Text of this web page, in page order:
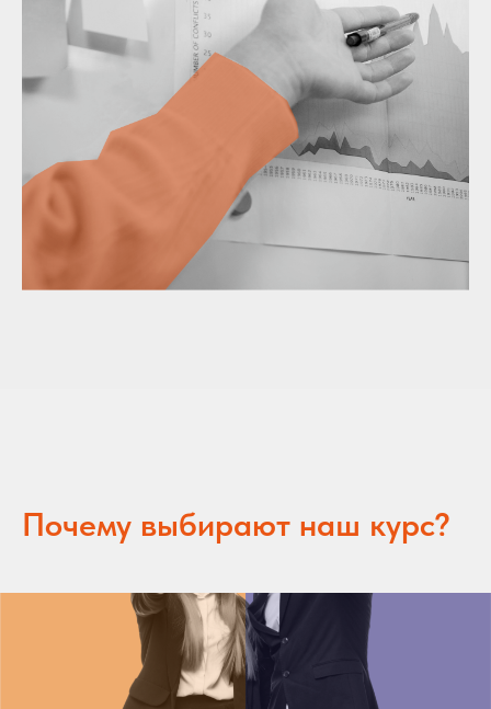
Почему выбирают наш курс?